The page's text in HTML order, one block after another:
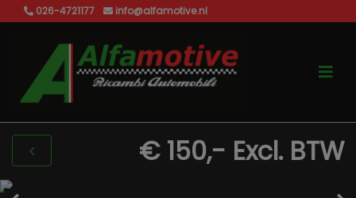
026-4721177 info@alfamotive.nl
€ 150,- Excl. BTW